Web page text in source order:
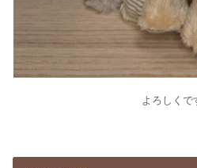
よろしくで